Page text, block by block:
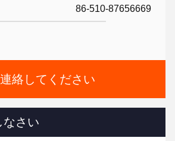
86-510-87656669
絡してください
なさい